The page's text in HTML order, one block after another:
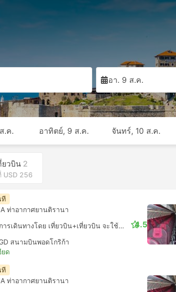
อา. 9 ส.ค.
.ค. อาทิตย์, 9 ส.ค. จันทร์, 10 ส.ค.
ยวบิน 2
USD 256
ที
ท่าอากาศยานติรานา
การเดินทางโดย เที่ยวบิน+เที่ยวบิน จะใช้ระยะเวลาในการเดินทางประมาณ 1วัน 3ชั่วโมง 20นาที
สนามบินพอดโกริก้า
4.5
ยด
ที
ท่าอากาศยานติรานา